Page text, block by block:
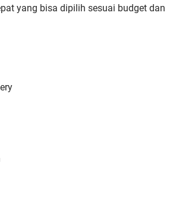
yang bisa dipilih sesuai budget dan